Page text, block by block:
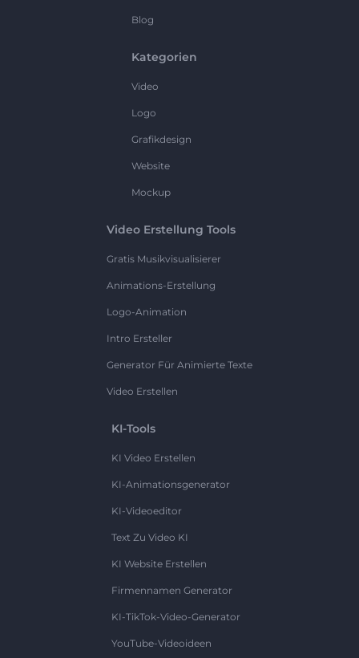
Blog
Kategorien
Video
Logo
Grafikdesign
Website
Mockup
Video Erstellung Tools
Gratis Musikvisualisierer
Animations-Erstellung
Logo-Animation
Intro Ersteller
Generator Für Animierte Texte
Video Erstellen
KI-Tools
KI Video Erstellen
KI-Animationsgenerator
KI-Videoeditor
Text Zu Video KI
KI Website Erstellen
Firmennamen Generator
KI-TikTok-Video-Generator
YouTube-Videoideen